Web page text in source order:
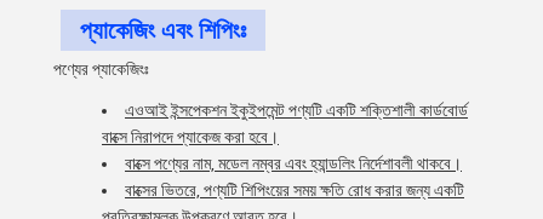
প্যাকেজিং এবং শিপিংঃ
পণ্যের প্যাকেজিংঃ
এওআই ইন্সপেকশন ইকুইপমেন্ট পণ্যটি একটি শক্তিশালী কার্ডবোর্ড
বাক্সে নিরাপদে প্যাকেজ করা হবে।
বাক্সে পণ্যের নাম, মডেল নম্বর এবং হ্যান্ডলিং নির্দেশাবলী থাকবে।
বাক্সের ভিতরে, পণ্যটি শিপিংয়ের সময় ক্ষতি রোধ করার জন্য একটি